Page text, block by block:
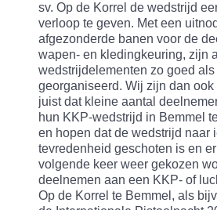
sv. Op de Korrel de wedstrijd
verloop te geven. Met een
afgezonderde banen voor de
wapen- en kledingkeuring, zijn
wedstrijdelementen zo goed
georganiseerd. Wij zijn dan
juist dat kleine aantal
hun KKP-wedstrijd in Bemmel
en hopen dat de wedstrijd naar
tevredenheid geschoten is en
volgende keer weer gekozen
deelnemen aan een KKP- of
Op de Korrel te Bemmel, als